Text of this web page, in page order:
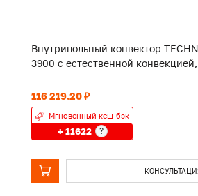
Внутрипольный конвектор
3900 с естественной
116 219.20 ₽
Мгновенный кеш-бэк
+ 11622 ?